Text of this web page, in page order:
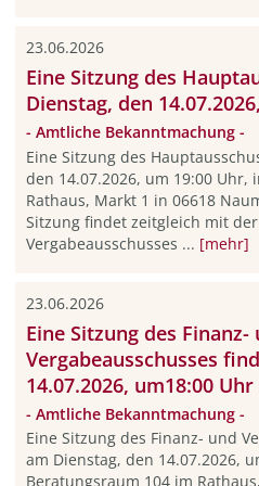
23.06.2026
Eine Sitzung des
Dienstag, den
- Amtliche Bekanntmachung -
Eine Sitzung des
den 14.07.2026, um 19:00 Uhr,
Rathaus, Markt 1 in 06618
Sitzung findet zeitgleich mit
Vergabeausschusses ... [mehr]
23.06.2026
Eine Sitzung des Finanz-
Vergabeausschusses
14.07.2026, um18:00
- Amtliche Bekanntmachung -
Eine Sitzung des Finanz- und
am Dienstag, den 14.07.2026,
Beratungsraum 104 im